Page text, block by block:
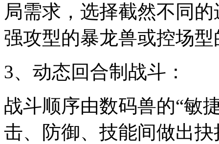
局需求，选择截然不同
强攻型的暴龙兽或控场
3、动态回合制战斗：
战斗顺序由数码兽的“敏
击、防御、技能间做出